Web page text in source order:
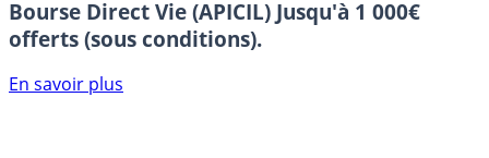
Bourse Direct Vie (APICIL) Jusqu'à 1 000€
offerts (sous conditions).
En savoir plus